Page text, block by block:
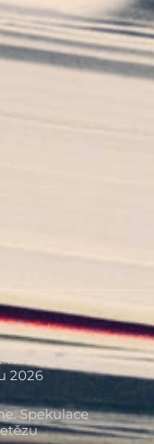
scénáře, co
2026
Spekulace